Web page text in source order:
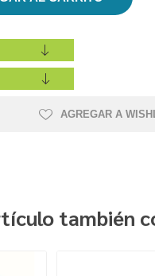
AGREGAR A
también